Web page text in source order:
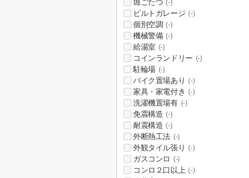
堀ごたつ (-)
ビルトガレージ (-)
個別空調 (-)
機械警備 (-)
給湯室 (-)
コインランドリー (-)
駐輪場 (-)
バイク置場あり (-)
家具・家電付き (-)
洗濯機置場有 (-)
免震構造 (-)
耐震構造 (-)
外断熱工法 (-)
外観タイル張り (-)
ガスコンロ (-)
コンロ２口以上 (-)